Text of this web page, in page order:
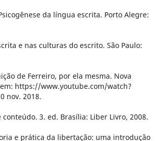
Psicogênese da língua escrita. Porto Alegre:
e nas culturas do escrito. São Paulo:
de Ferreiro, por ela mesma. Nova
https://www.youtube.com/watch?
nov. 2018.
conteúdo. 3. ed. Brasília: Liber Livro, 2008.
e prática da libertação: uma introdução